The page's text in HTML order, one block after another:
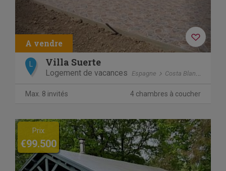
L Villa Suerte
Logement de vacances Espagne Costa Blanca
Max. 8 invités 4 chambres à coucher
Previous Next
Prix
€99.500